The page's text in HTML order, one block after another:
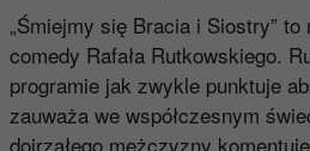
„Śmiejmy się Bracia i Siostry”
comedy Rafała Rutkowskiego.
programie jak zwykle punktuje
zauważa we współczesnym
dojrzałego mężczyzny